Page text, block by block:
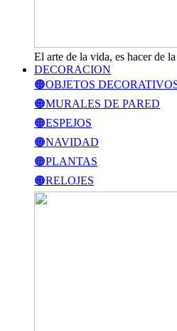
El arte de la vida, es hacer de
DECORACION
🟠OBJETOS
🟠MURALES DE PARED
🟠ESPEJOS
🟠NAVIDAD
🟠PLANTAS
🟠RELOJES